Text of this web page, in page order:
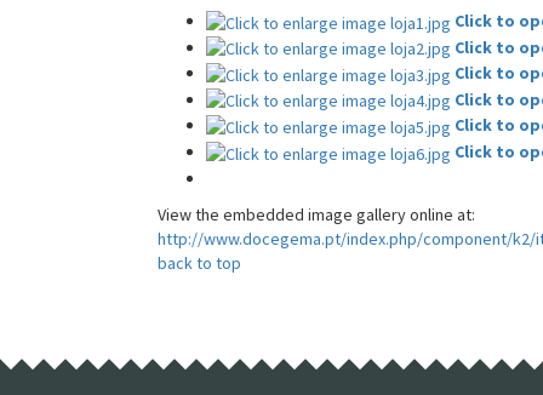
Click to
Click to
Click to
Click to
Click to
Click to
View the embedded image gallery online at:
http://www.docegema.pt/index.php/component/k2/
back to top